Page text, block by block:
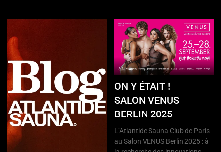
ON Y ÉTAIT !
SALON VENUS
BERLIN 2025
L’Atlantide Sauna Club de Paris
au Salon VENUS Berlin 2025 : à